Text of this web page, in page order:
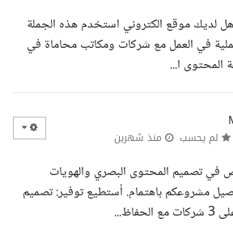
لديك موقع الكتروني استخدم هذه الجملة
في العمل مع شركات ومكاتب محاماة في
المحتوى ا...
لم يحسب منذ شهرين
تصميم المحتوى البصري والهويات
مشروعكم باهتمام. أستطيع توفير: تصميم